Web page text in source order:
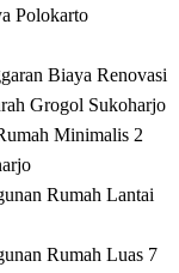
Polokarto
Biaya Renovasi
Grogol Sukoharjo
Minimalis 2
Rumah Lantai
Rumah Luas 7